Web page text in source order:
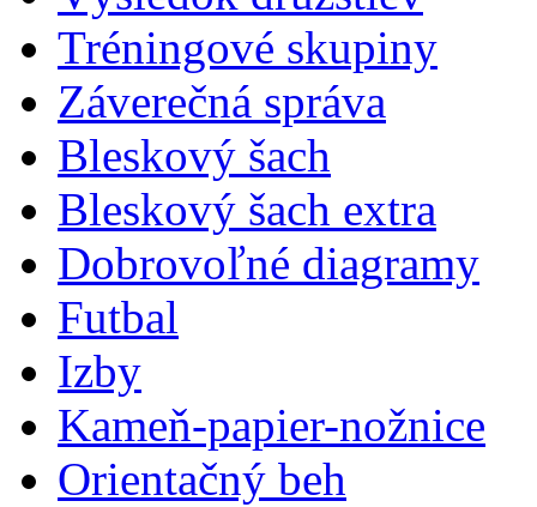
Tréningové skupiny
Záverečná správa
Bleskový šach
Bleskový šach extra
Dobrovoľné diagramy
Futbal
Izby
Kameň-papier-nožnice
Orientačný beh